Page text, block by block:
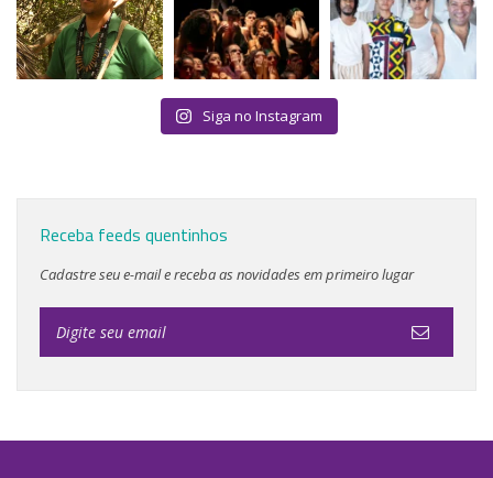
Siga no Instagram
Receba feeds quentinhos
Cadastre seu e-mail e receba as novidades em primeiro lugar